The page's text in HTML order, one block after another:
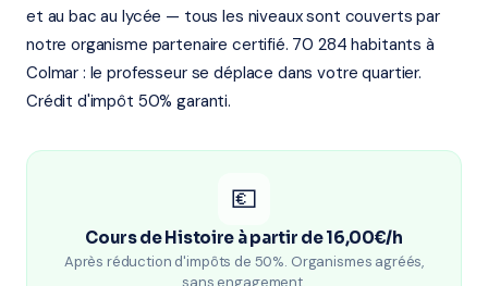
et au bac au lycée — tous les niveaux sont couverts par
notre organisme partenaire certifié. 70 284 habitants à
Colmar : le professeur se déplace dans votre quartier.
Crédit d'impôt 50% garanti.
💶
Cours de Histoire à partir de 16,00€/h
Après réduction d'impôts de 50%. Organismes agréés,
sans engagement.